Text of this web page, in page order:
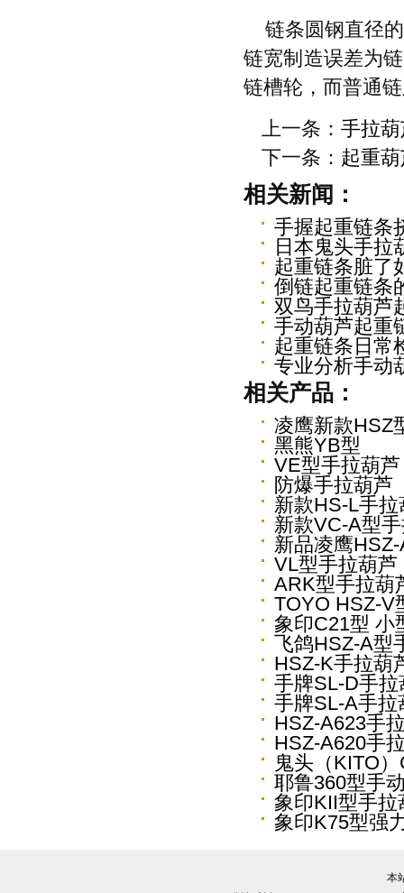
链条圆钢直径
链宽制造误差为
链槽轮，而普通
上一条： 手拉
下一条： 起重
相关新闻：
手握起重链条
日本鬼头手拉
起重链条脏了
倒链起重链条
双鸟手拉葫芦
手动葫芦起重
起重链条日常
专业分析手动
相关产品：
凌鹰新款HSZ
黑熊YB型
VE型手拉葫芦
防爆手拉葫芦
新款HS-L手拉
新款VC-A型
新品凌鹰
VL型手拉葫芦
ARK型手拉葫
TOYO HSZ-V
象印C21型 小
飞鸽HSZ-A型
HSZ-K手拉葫
手牌SL-D手拉
手牌SL-A手拉
HSZ-A623手
HSZ-A620手
鬼头（KITO
耶鲁360型手
象印KII型手拉
象印K75型强
本